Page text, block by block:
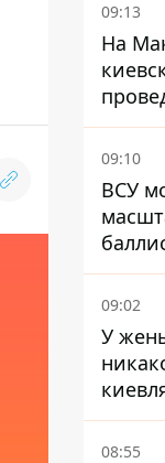
09:13
На
09:10
ВСУ
Киеву
09:02
У
шоссе
08:55